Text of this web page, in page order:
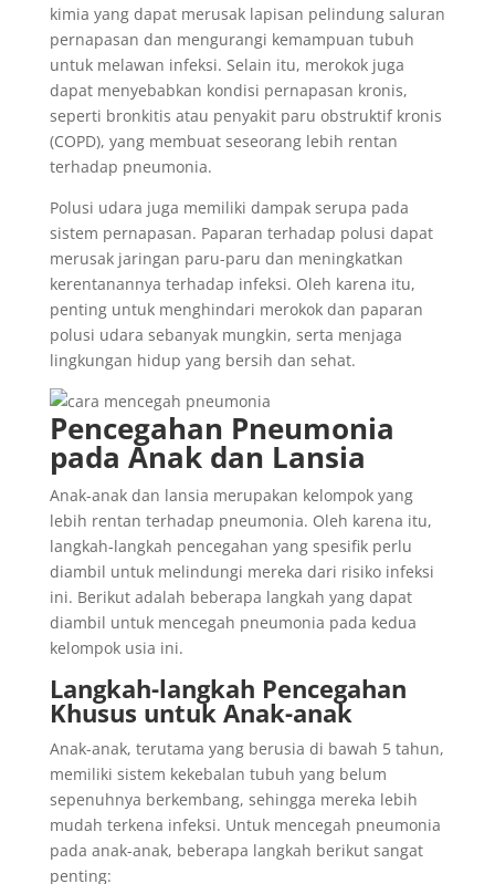
kimia yang dapat merusak lapisan pelindung saluran
pernapasan dan mengurangi kemampuan tubuh
untuk melawan infeksi. Selain itu, merokok juga
dapat menyebabkan kondisi pernapasan kronis,
seperti bronkitis atau penyakit paru obstruktif kronis
(COPD), yang membuat seseorang lebih rentan
terhadap pneumonia.
Polusi udara juga memiliki dampak serupa pada
sistem pernapasan. Paparan terhadap polusi dapat
merusak jaringan paru-paru dan meningkatkan
kerentanannya terhadap infeksi. Oleh karena itu,
penting untuk menghindari merokok dan paparan
polusi udara sebanyak mungkin, serta menjaga
lingkungan hidup yang bersih dan sehat.
Pencegahan Pneumonia
pada Anak dan Lansia
Anak-anak dan lansia merupakan kelompok yang
lebih rentan terhadap pneumonia. Oleh karena itu,
langkah-langkah pencegahan yang spesifik perlu
diambil untuk melindungi mereka dari risiko infeksi
ini. Berikut adalah beberapa langkah yang dapat
diambil untuk mencegah pneumonia pada kedua
kelompok usia ini.
Langkah-langkah Pencegahan
Khusus untuk Anak-anak
Anak-anak, terutama yang berusia di bawah 5 tahun,
memiliki sistem kekebalan tubuh yang belum
sepenuhnya berkembang, sehingga mereka lebih
mudah terkena infeksi. Untuk mencegah pneumonia
pada anak-anak, beberapa langkah berikut sangat
penting: